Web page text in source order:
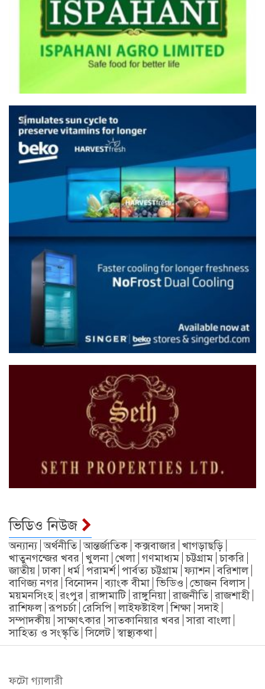
ভিডিও নিউজ
অন্যান্য অর্থনীতি আন্তর্জাতিক কক্সবাজার খাগড়াছড়ি
খাতুনগন্জের খবর খুলনা খেলা গণমাধ্যম চট্টগ্রাম চাকরি
জাতীয় ঢাকা ধর্ম পরামর্শ পার্বত্য চট্টগ্রাম ফ্যাশন বরিশাল
বাণিজ্য নগর বিনোদন ব্যাংক বীমা ভিডিও ভোজন বিলাস
ময়মনসিংহ রংপুর রাঙ্গামাটি রাঙ্গুনিয়া রাজনীতি রাজশাহী
রাশিফল রূপচর্চা রেসিপি লাইফষ্টাইল শিক্ষা সদাই
সম্পাদকীয় সাক্ষাৎকার সাতকানিয়ার খবর সারা বাংলা
সাহিত্য ও সংস্কৃতি সিলেট স্বাস্থ্যকথা
ফটো গ্যালারী